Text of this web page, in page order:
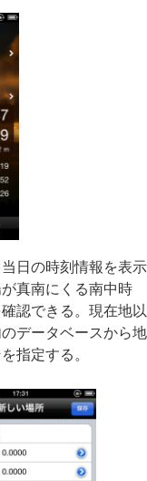
日の時刻情報を表示
真南にくる南中時
認できる。現在地以
データベースから地
指定する。